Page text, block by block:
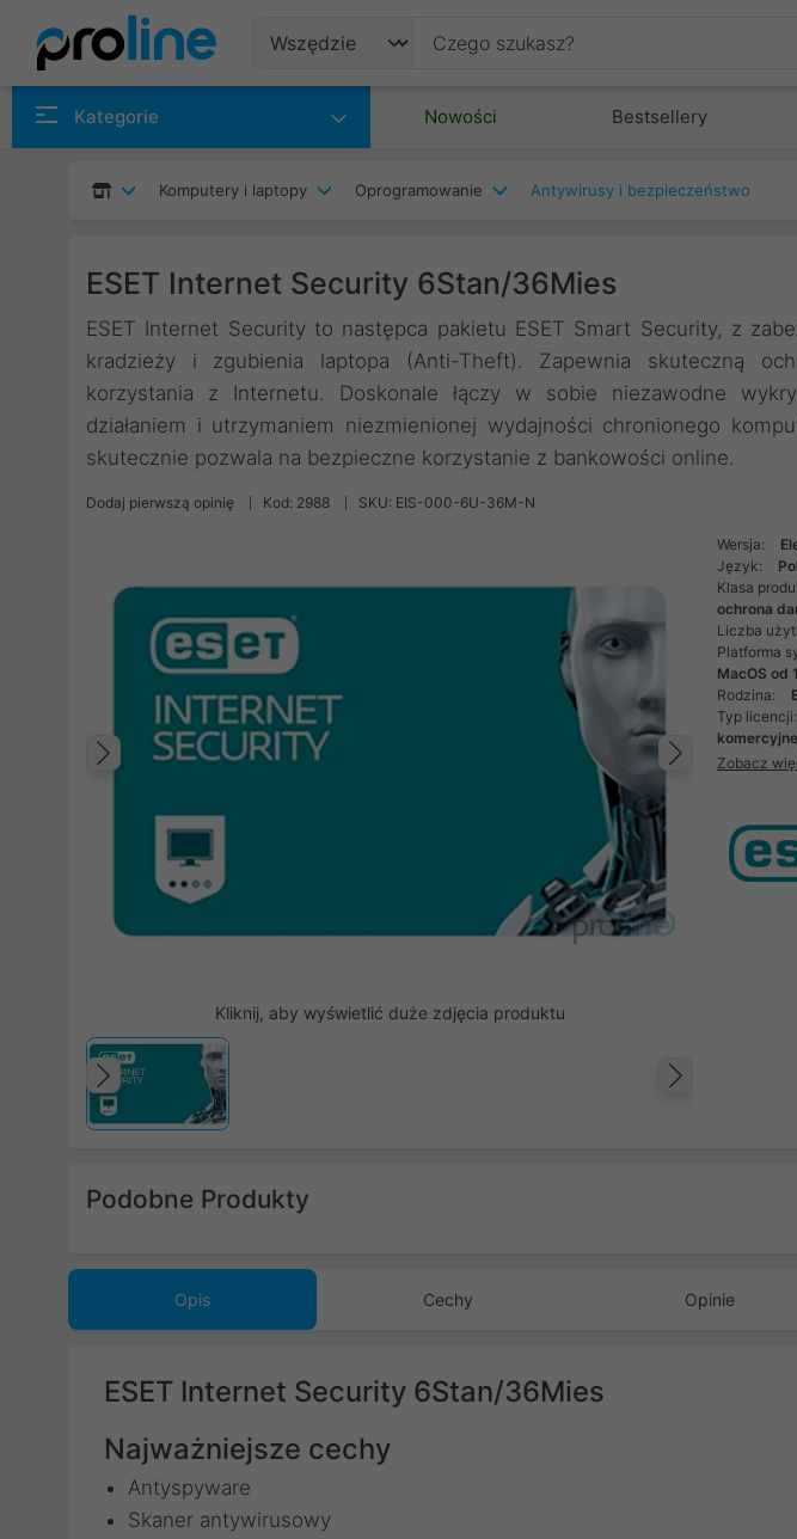
Kategorie Nowości Bestsellery
Komputery i laptopy Oprogramowanie Antywirusy i bezpieczeństwo
ESET Internet Security 6Stan/36Mies
ESET Internet Security to następca pakietu ESET Smart Security, z
kradzieży i zgubienia laptopa (Anti-Theft). Zapewnia skuteczną
korzystania z Internetu. Doskonale łączy w sobie niezawodne
działaniem i utrzymaniem niezmienionej wydajności chronionego
skutecznie pozwala na bezpieczne korzystanie z bankowości online.
Dodaj pierwszą opinię Kod: 2988 SKU: EIS-000-6U-36M-N
Poprzedni
Kliknij, aby wyświetlić duże zdjęcia produktu
Poprzedni
Wersja:
Język:
Klasa
ochrona
Liczba
Platforma
MacOS od
Rodzina:
Typ licencji:
Zobacz
Podobne Produkty
Opis Cechy Opinie
ESET Internet Security 6Stan/36Mies
Najważniejsze cechy
Antyspyware
Skaner antywirusowy